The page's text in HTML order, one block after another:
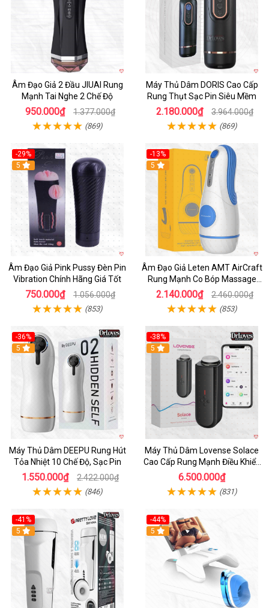
Âm Đạo Giả 2 Đầu JIUAI Rung
Mạnh Tai Nghe 2 Chế Độ
950.000₫ 1.377.000₫
(869)
Máy Thủ Dâm DORIS Cao Cấp
Rung Thụt Sạc Pin Siêu Mềm
2.180.000₫ 3.964.000₫
(869)
-29%
5
Âm Đạo Giả Pink Pussy Đèn Pin
Vibration Chính Hãng Giá Tốt
750.000₫ 1.056.000₫
(853)
-13%
5
Âm Đạo Giả Leten AMT AirCraft
Rung Mạnh Co Bóp Massage
Êm Ái
2.140.000₫ 2.460.000₫
(853)
-36%
Hot
5
Máy Thủ Dâm DEEPU Rung Hút
Tỏa Nhiệt 10 Chế Độ, Sạc Pin
1.550.000₫ 2.422.000₫
(846)
-38%
Hot
5
Máy Thủ Dâm Lovense Solace
Cao Cấp Rung Mạnh Điều Khiển
App
6.500.000₫
(831)
-41%
Hot
5
-44%
Hot
5